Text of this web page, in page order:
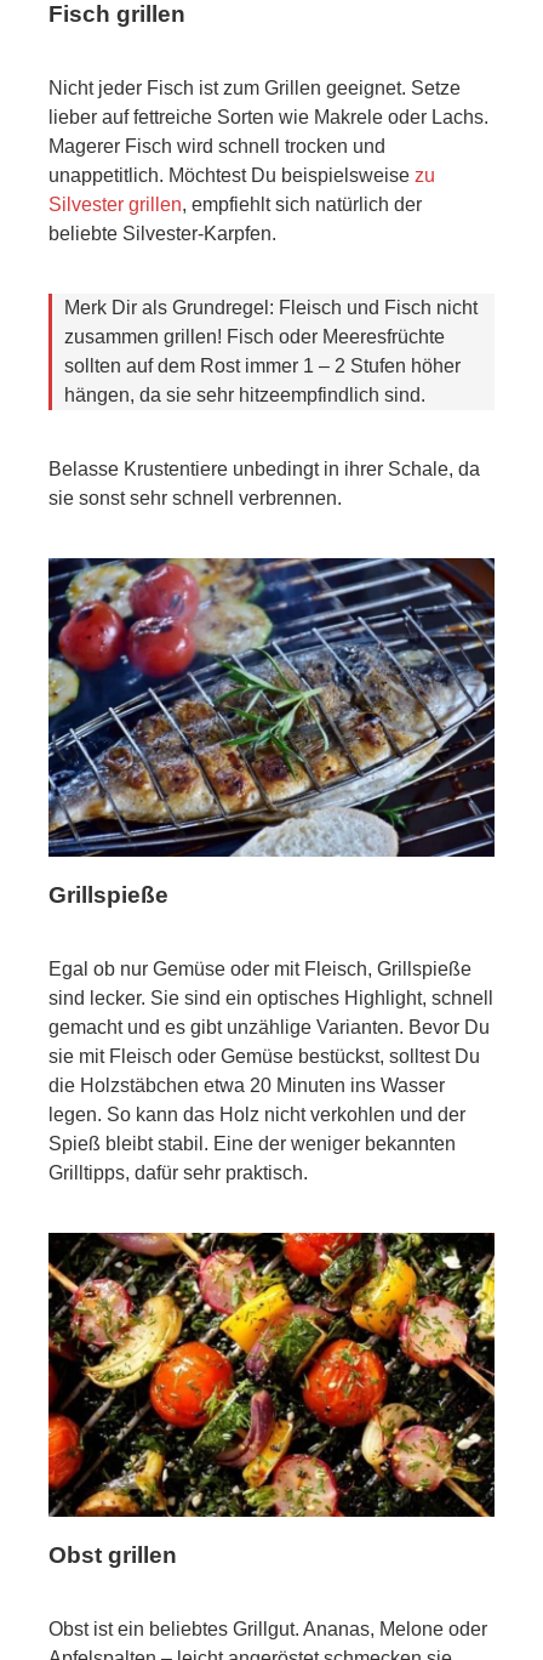
Fisch grillen
Nicht jeder Fisch ist zum Grillen geeignet. Setze
lieber auf fettreiche Sorten wie Makrele oder Lachs.
Magerer Fisch wird schnell trocken und
unappetitlich. Möchtest Du beispielsweise zu
Silvester grillen, empfiehlt sich natürlich der
beliebte Silvester-Karpfen.
Merk Dir als Grundregel: Fleisch und Fisch nicht
zusammen grillen! Fisch oder Meeresfrüchte
sollten auf dem Rost immer 1 – 2 Stufen höher
hängen, da sie sehr hitzeempfindlich sind.
Belasse Krustentiere unbedingt in ihrer Schale, da
sie sonst sehr schnell verbrennen.
Grillspieße
Egal ob nur Gemüse oder mit Fleisch, Grillspieße
sind lecker. Sie sind ein optisches Highlight, schnell
gemacht und es gibt unzählige Varianten. Bevor Du
sie mit Fleisch oder Gemüse bestückst, solltest Du
die Holzstäbchen etwa 20 Minuten ins Wasser
legen. So kann das Holz nicht verkohlen und der
Spieß bleibt stabil. Eine der weniger bekannten
Grilltipps, dafür sehr praktisch.
Obst grillen
Obst ist ein beliebtes Grillgut. Ananas, Melone oder